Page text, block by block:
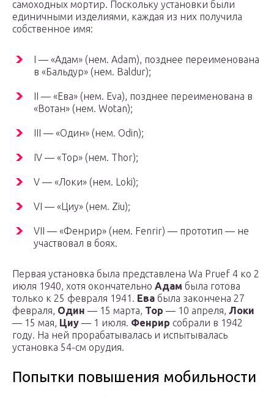
самоходных мортир. Поскольку установки были
единичными изделиями, каждая из них получила
собственное имя:
I — «Адам» (нем. Adam), позднее переименована
в «Бальдур» (нем. Baldur);
II — «Ева» (нем. Eva), позднее переименована в
«Вотан» (нем. Wotan);
III — «Один» (нем. Odin);
IV — «Тор» (нем. Thor);
V — «Локи» (нем. Loki);
VI — «Циу» (нем. Ziu);
VII — «Фенрир» (нем. Fenrir) — прототип — не
участвовал в боях.
Первая установка была представлена Wa Pruef 4 ко 2
июля 1940, хотя окончательно Адам была готова
только к 25 февраля 1941. Ева была закончена 27
февраля, Один — 15 марта, Тор — 10 апреля, Локи
— 15 мая, Циу — 1 июля. Фенрир собрали в 1942
году. На ней прорабатывалась и испытывалась
установка 54-см орудия.
Попытки повышения мобильности